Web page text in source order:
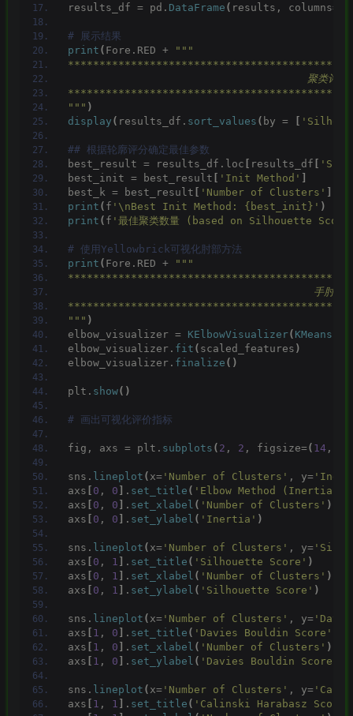
results_df = pd. DataFrame ( results, columns=
# 展示结果
print ( Fore.RED +
"""
聚类评价
""" )
display ( results_df. sort_values ( by =
## 根据轮廓评分确定最佳参数
best_result = results_df.loc
results_df
best_init = best_result
'Init Method'
best_k = best_result
'Number of Clusters'
print ( f '\nBest Init Method: {best_init}' )
print ( f '最佳聚类数量 (based on Silhouette
# 使用Yellowbrick可视化肘部方法
print ( Fore.RED +
"""
手肘图方
""" )
elbow_visualizer = KElbowVisualizer( KMeans
elbow_visualizer. fit ( scaled_features )
elbow_visualizer. finalize ()
plt. show()
# 画出可视化评价指标
fig, axs = plt. subplots ( 2 , 2 , figsize=( 14 ,
sns. lineplot ( x= 'Number of Clusters' , y=
axs
0 , 0 . set_title ( 'Elbow Method (Inertia)'
axs
0 , 0 . set_xlabel ( 'Number of Clusters' )
axs
0 , 0 . set_ylabel ( 'Inertia' )
sns. lineplot ( x= 'Number of Clusters' , y=
axs
0 , 1 . set_title ( 'Silhouette Score' )
axs
0 , 1 . set_xlabel ( 'Number of Clusters' )
axs
0 , 1 . set_ylabel ( 'Silhouette Score' )
sns. lineplot ( x= 'Number of Clusters' , y=
axs
1 , 0 . set_title ( 'Davies Bouldin Score'
axs
1 , 0 . set_xlabel ( 'Number of Clusters' )
axs
1 , 0 . set_ylabel ( 'Davies Bouldin Score'
sns. lineplot ( x= 'Number of Clusters' , y=
axs
1 , 1 . set_title ( 'Calinski Harabasz Score'